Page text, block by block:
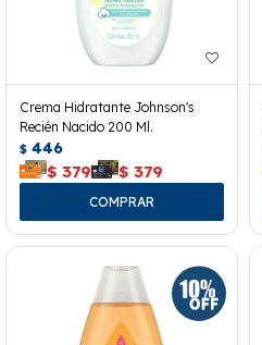
Crema Hidratante Johnson's
Recién Nacido 200 Ml.
$ 446
$ 379 $ 379